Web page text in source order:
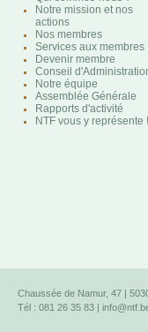
Notre mission et nos
actions
Nos membres
Services aux membres
Devenir membre
Conseil
Notre équipe
Assemblée Générale
Rapports d'activité
NTF vous y représente !
Chaussée de Namur, 47 |
Tél : 081 26 35 83 |